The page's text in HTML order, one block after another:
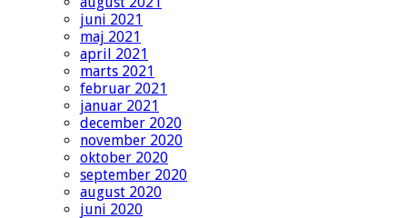
juni 2021
maj 2021
april 2021
marts 2021
februar 2021
januar 2021
december 2020
november 2020
oktober 2020
september 2020
august 2020
juni 2020